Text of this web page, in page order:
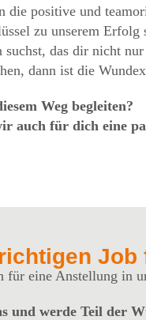
die positive und
zu unserem
suchst, das dir nicht
dann ist die
Weg begleiten?
auch für dich eine
Job
für eine Anstellung in
und werde Teil der